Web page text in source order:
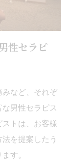
性セラピ
みなど、それぞ
男性セラピス
ストは、お客様
を提案したう
す。